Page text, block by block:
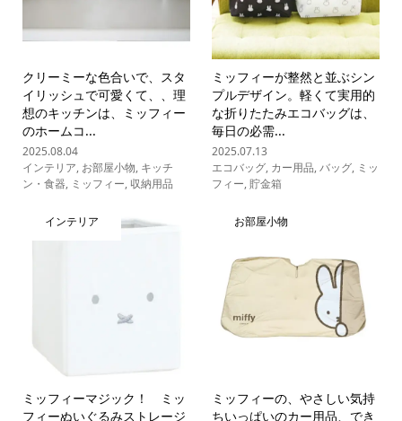
クリーミーな色合いで、スタ
イリッシュで可愛くて、、理
想のキッチンは、ミッフィー
のホームコ...
2025.08.04
インテリア, お部屋小物, キッチ
ン・食器, ミッフィー, 収納用品
ミッフィーが整然と並ぶシン
プルデザイン。軽くて実用的
な折りたたみエコバッグは、
毎日の必需...
2025.07.13
エコバッグ, カー用品,バッグ, ミッ
フィー,貯金箱
インテリア
ミッフィーマジック！ ミッ
フィーぬいぐるみストレージ
お部屋小物
ミッフィーの、やさしい気持
ちいっぱいのカー用品、でき